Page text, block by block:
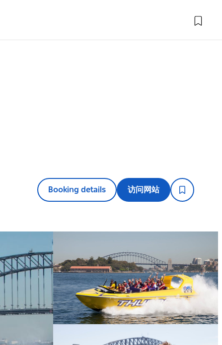
Booking details 访问网站